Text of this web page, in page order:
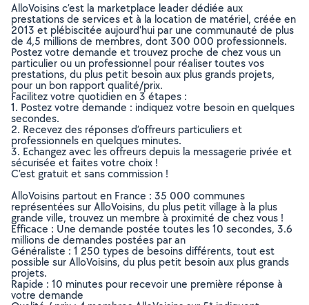
AlloVoisins c’est la marketplace leader dédiée aux
prestations de services et à la location de matériel, créée en
2013 et plébiscitée aujourd’hui par une communauté de plus
de 4,5 millions de membres, dont 300 000 professionnels.
Postez votre demande et trouvez proche de chez vous un
particulier ou un professionnel pour réaliser toutes vos
prestations, du plus petit besoin aux plus grands projets,
pour un bon rapport qualité/prix.
Facilitez votre quotidien en 3 étapes :
1. Postez votre demande : indiquez votre besoin en quelques
secondes.
2. Recevez des réponses d’offreurs particuliers et
professionnels en quelques minutes.
3. Echangez avec les offreurs depuis la messagerie privée et
sécurisée et faites votre choix !
C’est gratuit et sans commission !
AlloVoisins partout en France : 35 000 communes
représentées sur AlloVoisins, du plus petit village à la plus
grande ville, trouvez un membre à proximité de chez vous !
Efficace : Une demande postée toutes les 10 secondes, 3.6
millions de demandes postées par an
Généraliste : 1 250 types de besoins différents, tout est
possible sur AlloVoisins, du plus petit besoin aux plus grands
projets.
Rapide : 10 minutes pour recevoir une première réponse à
votre demande